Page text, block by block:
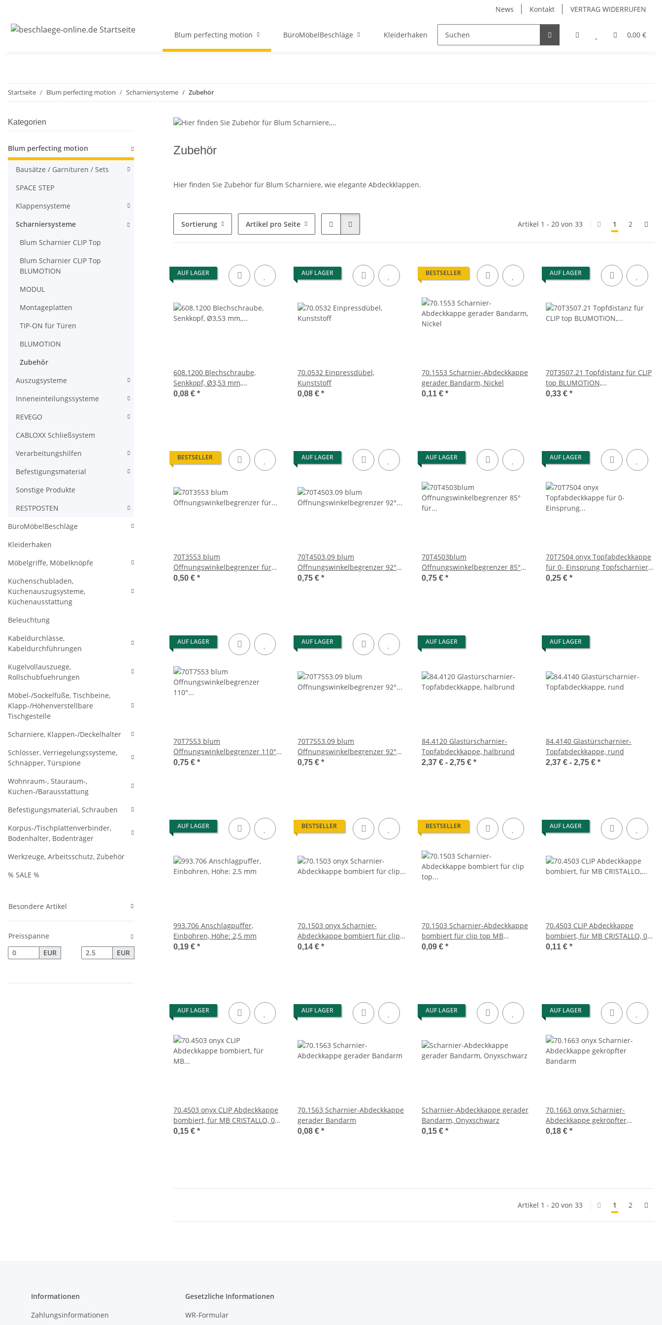
News Kontakt VERTRAG WIDERRUFEN
0,00 €
Blum perfecting motion BüroMöbelBeschläge Kleiderhaken Möbelgriffe, Möbelknöpfe Küchenschubladen,
Startseite Blum perfecting motion Scharniersysteme Zubehör
Zubehör
Hier finden Sie Zubehör für Blum Scharniere, wie elegante Abdeckklappen.
Sortierung Artikel pro Seite Artikel 1 - 20 von 33 1 2
AUF LAGER
608.1200 Blechschraube,
Senkkopf, Ø3,53 mm,
Nennlänge: 12 mm
0,08 € *
AUF LAGER
70.0532 Einpressdübel,
Kunststoff
0,08 € *
BESTSELLER
70.1553 Scharnier-Abdeckkappe
gerader Bandarm, Nickel
0,11 € *
AUF LAGER
70T3507.21 Topfdistanz für CLIP
top BLUMOTION,
Schraubversion, Distanzstärke:
0,33 € *
BESTSELLER
70T3553 blum
Öffnungswinkelbegrenzer für
110° Scharnier auf 86°
0,50 € *
AUF LAGER
70T4503.09 blum
Öffnungswinkelbegrenzer 92°
für Cristallo und Scharniere für
0,75 € *
AUF LAGER
70T4503blum
Öffnungswinkelbegrenzer 85°
für Cristallo und Scharniere für
0,75 € *
AUF LAGER
70T7504 onyx Topfabdeckkappe
für 0- Einsprung Topfscharnier
CLIP top 155°
0,25 € *
AUF LAGER
70T7553 blum
Öffnungswinkelbegrenzer 110°
für CLIP top 155° Scharnier RAL
0,75 € *
AUF LAGER
70T7553.09 blum
Öffnungswinkelbegrenzer 92°
für CLIP top 155° Scharnier
0,75 € *
AUF LAGER
84.4120 Glastürscharnier-
Topfabdeckkappe, halbrund
2,37 € - 2,75 € *
AUF LAGER
84.4140 Glastürscharnier-
Topfabdeckkappe, rund
2,37 € - 2,75 € *
AUF LAGER
993.706 Anschlagpuffer,
Einbohren, Höhe: 2,5 mm
0,19 € *
BESTSELLER
70.1503 onyx Scharnier-
Abdeckkappe bombiert für clip
top MB gerader Bandarm
0,14 € *
BESTSELLER
70.1503 Scharnier-Abdeckkappe
bombiert für clip top MB
gerader Bandarm unbedruckt
0,09 € *
AUF LAGER
70.4503 CLIP Abdeckkappe
bombiert, für MB CRISTALLO, 0-
Einsprung, dünne Türen,
0,11 € *
AUF LAGER
70.4503 onyx CLIP Abdeckkappe
bombiert, für MB CRISTALLO, 0-
Einsprung, dünne Türen
0,15 € *
AUF LAGER
70.1563 Scharnier-Abdeckkappe
gerader Bandarm
0,08 € *
AUF LAGER
Scharnier-Abdeckkappe gerader
Bandarm, Onyxschwarz
0,15 € *
AUF LAGER
70.1663 onyx Scharnier-
Abdeckkappe gekröpfter
Bandarm
0,18 € *
Artikel 1 - 20 von 33 1 2
Kategorien
Blum perfecting motion
Bausätze / Garnituren / Sets
SPACE STEP
Klappensysteme
Scharniersysteme
Blum Scharnier CLIP Top
Blum Scharnier CLIP Top
BLUMOTION
MODUL
Montageplatten
TIP-ON für Türen
BLUMOTION
Zubehör
Auszugsysteme
Inneneinteilungssysteme
REVEGO
CABLOXX Schließsystem
Verarbeitungshilfen
Befestigungsmaterial
Sonstige Produkte
RESTPOSTEN
BüroMöbelBeschläge
Kleiderhaken
Möbelgriffe, Möbelknöpfe
Küchenschubladen,
Küchenauszugsysteme,
Küchenausstattung
Beleuchtung
Kabeldurchlässe,
Kabeldurchführungen
Kugelvollauszuege,
Rollschubfuehrungen
Möbel-/Sockelfüße, Tischbeine,
Klapp-/Höhenverstellbare
Tischgestelle
Scharniere, Klappen-/Deckelhalter
Schlösser, Verriegelungssysteme,
Schnäpper, Türspione
Wohnraum-, Stauraum-,
Küchen-/Barausstattung
Befestigungsmaterial, Schrauben
Korpus-/Tischplattenverbinder,
Bodenhalter, Bodenträger
Werkzeuge, Arbeitsschutz, Zubehör
% SALE %
Besondere Artikel
Preisspanne
EUR
EUR
Informationen
Zahlungsinformationen
Gesetzliche Informationen
WR-Formular